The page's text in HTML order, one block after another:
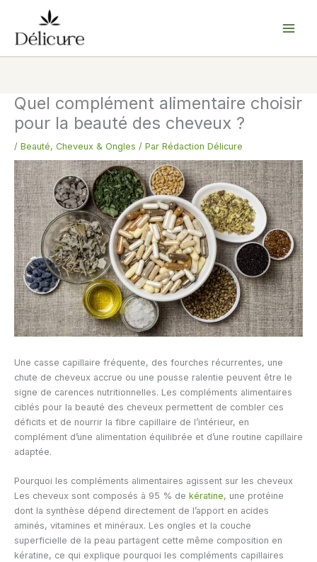
contenu
Quel complément alimentaire choisir
pour la beauté des cheveux ?
/ Beauté, Cheveux & Ongles / Par Rédaction Délicure
Une casse capillaire fréquente, des fourches récurrentes, une
chute de cheveux accrue ou une pousse ralentie peuvent être le
signe de carences nutritionnelles. Les compléments alimentaires
ciblés pour la beauté des cheveux permettent de combler ces
déficits et de nourrir la fibre capillaire de l’intérieur, en
complément d’une alimentation équilibrée et d’une routine capillaire
adaptée.
Pourquoi les compléments alimentaires agissent sur les cheveux
Les cheveux sont composés à 95 % de kératine, une protéine
dont la synthèse dépend directement de l’apport en acides
aminés, vitamines et minéraux. Les ongles et la couche
superficielle de la peau partagent cette même composition en
kératine, ce qui explique pourquoi les compléments capillaires